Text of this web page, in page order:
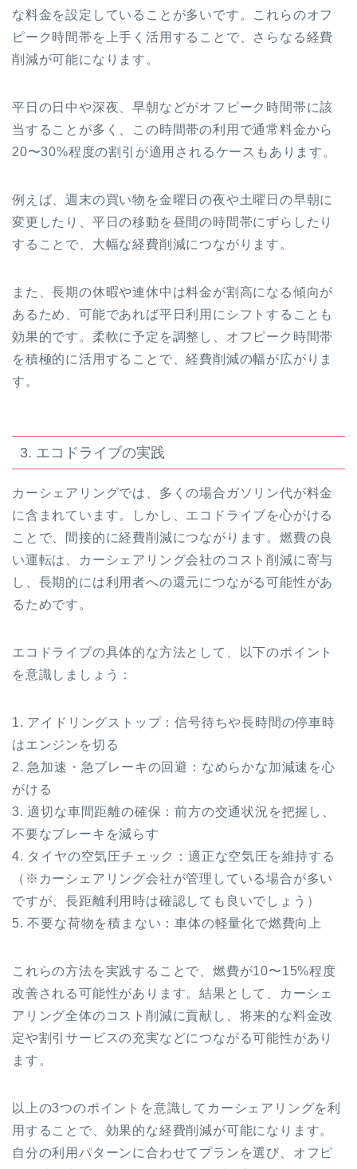
な料金を設定していることが多いです。これらのオフ
ピーク時間帯を上手く活用することで、さらなる経費
削減が可能になります。
平日の日中や深夜、早朝などがオフピーク時間帯に該
当することが多く、この時間帯の利用で通常料金から
20〜30%程度の割引が適用されるケースもあります。
例えば、週末の買い物を金曜日の夜や土曜日の早朝に
変更したり、平日の移動を昼間の時間帯にずらしたり
することで、大幅な経費削減につながります。
また、長期の休暇や連休中は料金が割高になる傾向が
あるため、可能であれば平日利用にシフトすることも
効果的です。柔軟に予定を調整し、オフピーク時間帯
を積極的に活用することで、経費削減の幅が広がりま
す。
3. エコドライブの実践
カーシェアリングでは、多くの場合ガソリン代が料金
に含まれています。しかし、エコドライブを心がける
ことで、間接的に経費削減につながります。燃費の良
い運転は、カーシェアリング会社のコスト削減に寄与
し、長期的には利用者への還元につながる可能性があ
るためです。
エコドライブの具体的な方法として、以下のポイント
を意識しましょう：
1. アイドリングストップ：信号待ちや長時間の停車時
はエンジンを切る
2. 急加速・急ブレーキの回避：なめらかな加減速を心
がける
3. 適切な車間距離の確保：前方の交通状況を把握し、
不要なブレーキを減らす
4. タイヤの空気圧チェック：適正な空気圧を維持する
（※カーシェアリング会社が管理している場合が多い
ですが、長距離利用時は確認しても良いでしょう）
5. 不要な荷物を積まない：車体の軽量化で燃費向上
これらの方法を実践することで、燃費が10〜15%程度
改善される可能性があります。結果として、カーシェ
アリング全体のコスト削減に貢献し、将来的な料金改
定や割引サービスの充実などにつながる可能性があり
ます。
以上の3つのポイントを意識してカーシェアリングを利
用することで、効果的な経費削減が可能になります。
自分の利用パターンに合わせてプランを選び、オフピ